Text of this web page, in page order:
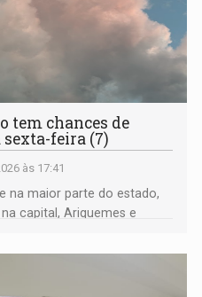
tem chances de
feira (7)
às 17:41
na maior parte do estado,
capital, Ariquemes e